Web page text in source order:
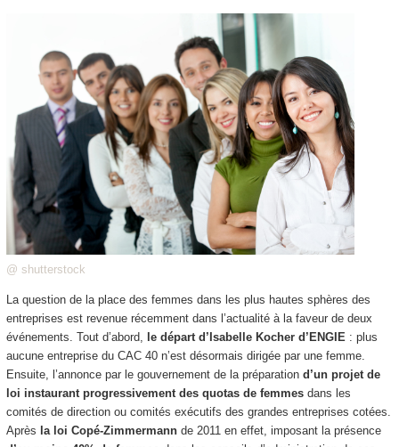
@ shutterstock
La question de la place des femmes dans les plus hautes sphères des
entreprises est revenue récemment dans l’actualité à la faveur de deux
événements. Tout d’abord, le départ d’Isabelle Kocher d’ENGIE : plus
aucune entreprise du CAC 40 n’est désormais dirigée par une femme.
Ensuite, l’annonce par le gouvernement de la préparation d’un projet de
loi instaurant progressivement des quotas de femmes dans les
comités de direction ou comités exécutifs des grandes entreprises cotées.
Après la loi Copé-Zimmermann de 2011 en effet, imposant la présence